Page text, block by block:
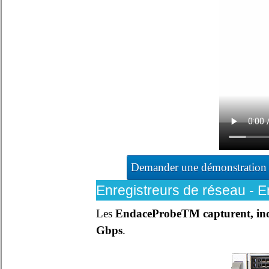
Demander une démonstration
Enregistreurs de réseau -
Les EndaceProbeTM capturent,
Gbps.